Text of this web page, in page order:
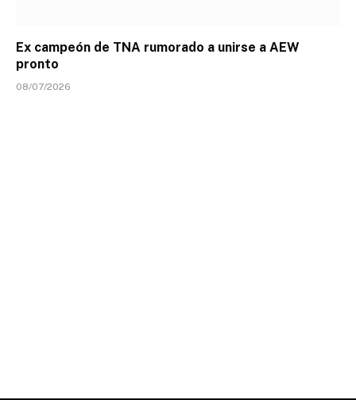
Ex campeón de TNA rumorado a unirse a AEW
pronto
08/07/2026